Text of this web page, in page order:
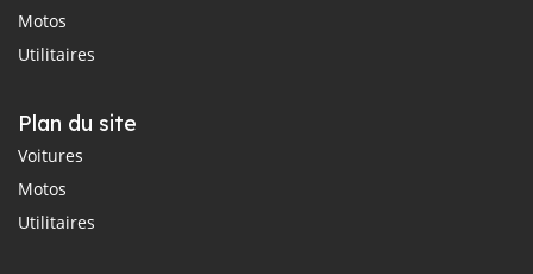
Motos
Utilitaires
Plan du site
Voitures
Motos
Utilitaires